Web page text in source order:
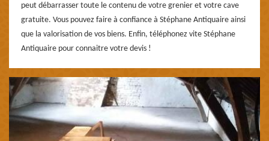
peut débarrasser toute le contenu de votre grenier et votre cave
gratuite. Vous pouvez faire à confiance à Stéphane Antiquaire ainsi
que la valorisation de vos biens. Enfin, téléphonez vite Stéphane
Antiquaire pour connaitre votre devis !